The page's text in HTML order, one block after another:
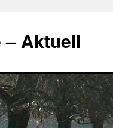
– Aktuell